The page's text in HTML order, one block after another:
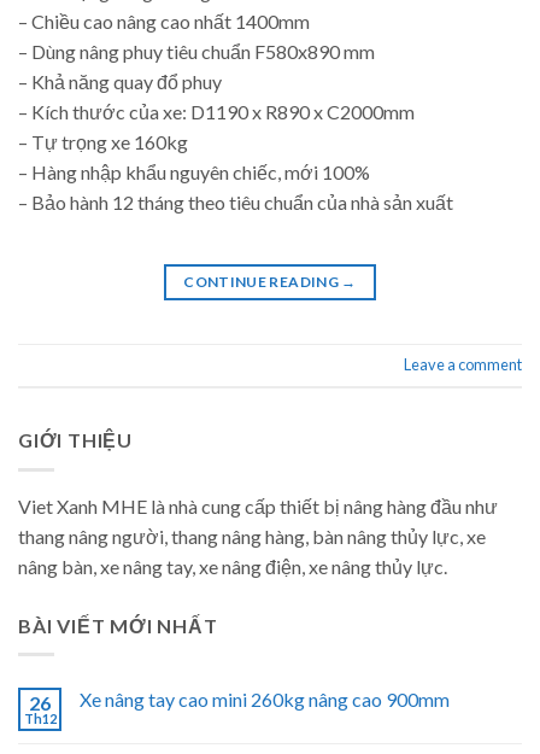
– Chiều cao nâng cao nhất 1400mm
– Dùng nâng phuy tiêu chuẩn F580x890 mm
– Khả năng quay đổ phuy
– Kích thước của xe: D1190 x R890 x C2000mm
– Tự trọng xe 160kg
– Hàng nhập khẩu nguyên chiếc, mới 100%
– Bảo hành 12 tháng theo tiêu chuẩn của nhà sản xuất
CONTINUE READING →
Leave a comment
GIỚI THIỆU
Viet Xanh MHE là nhà cung cấp thiết bị nâng hàng đầu như
thang nâng người, thang nâng hàng, bàn nâng thủy lực, xe
nâng bàn, xe nâng tay, xe nâng điện, xe nâng thủy lực.
BÀI VIẾT MỚI NHẤT
26
Th12
Xe nâng tay cao mini 260kg nâng cao 900mm